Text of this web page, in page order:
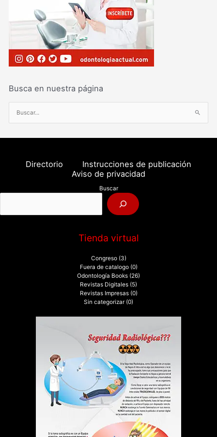
Busca en nuestra página
u
s
o
:
Directorio
Instrucciones de publicación
Aviso de privacidad
Buscar
Tienda virtual
Congreso (3)
Fuera de catalogo (0)
Odontología Books (26)
Revistas Digitales (5)
Revistas Impresas (0)
Sin categorizar (0)